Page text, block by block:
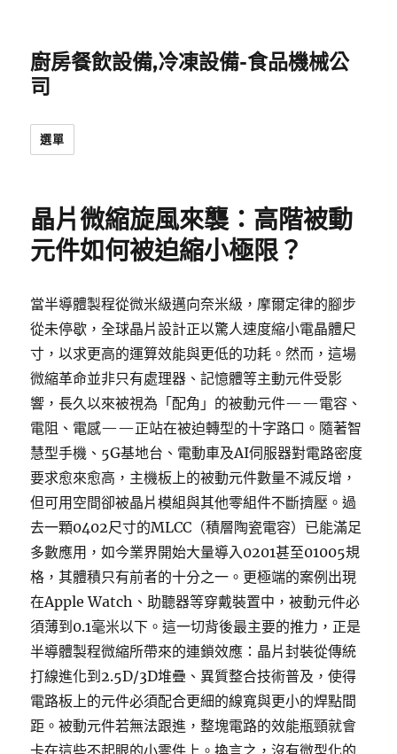
廚房餐飲設備,冷凍設備-食品機械公
司
選單
晶片微縮旋風來襲：高階被動
元件如何被迫縮小極限？
當半導體製程從微米級邁向奈米級，摩爾定律的腳步
從未停歇，全球晶片設計正以驚人速度縮小電晶體尺
寸，以求更高的運算效能與更低的功耗。然而，這場
微縮革命並非只有處理器、記憶體等主動元件受影
響，長久以來被視為「配角」的被動元件——電容、
電阻、電感——正站在被迫轉型的十字路口。隨著智
慧型手機、5G基地台、電動車及AI伺服器對電路密度
要求愈來愈高，主機板上的被動元件數量不減反增，
但可用空間卻被晶片模組與其他零組件不斷擠壓。過
去一顆0402尺寸的MLCC（積層陶瓷電容）已能滿足
多數應用，如今業界開始大量導入0201甚至01005規
格，其體積只有前者的十分之一。更極端的案例出現
在Apple Watch、助聽器等穿戴裝置中，被動元件必
須薄到0.1毫米以下。這一切背後最主要的推力，正是
半導體製程微縮所帶來的連鎖效應：晶片封裝從傳統
打線進化到2.5D/3D堆疊、異質整合技術普及，使得
電路板上的元件必須配合更細的線寬與更小的焊點間
距。被動元件若無法跟進，整塊電路的效能瓶頸就會
卡在這些不起眼的小零件上。換言之，沒有微型化的